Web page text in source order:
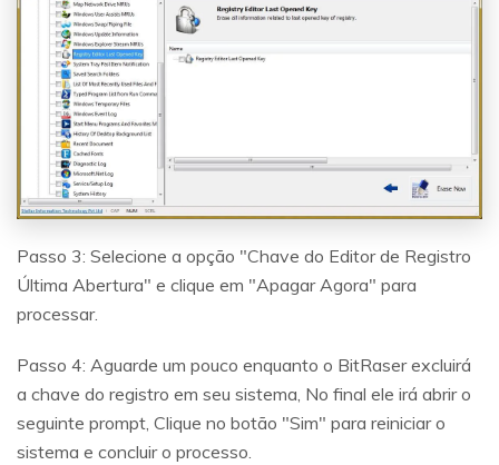
Passo 3: Selecione a opção "Chave do Editor de Registro
Última Abertura" e clique em "Apagar Agora" para
processar.
Passo 4: Aguarde um pouco enquanto o BitRaser excluirá
a chave do registro em seu sistema, No final ele irá abrir o
seguinte prompt, Clique no botão "Sim" para reiniciar o
sistema e concluir o processo.